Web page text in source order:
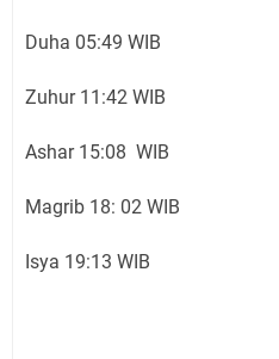
Duha 05:49 WIB
Zuhur 11:42 WIB
Ashar 15:08 WIB
Magrib 18: 02 WIB
Isya 19:13 WIB